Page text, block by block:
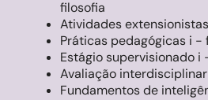
filosofia
Atividades
Práticas pedagógicas i -
Estágio supervisionado i
Avaliação
Fundamentos de